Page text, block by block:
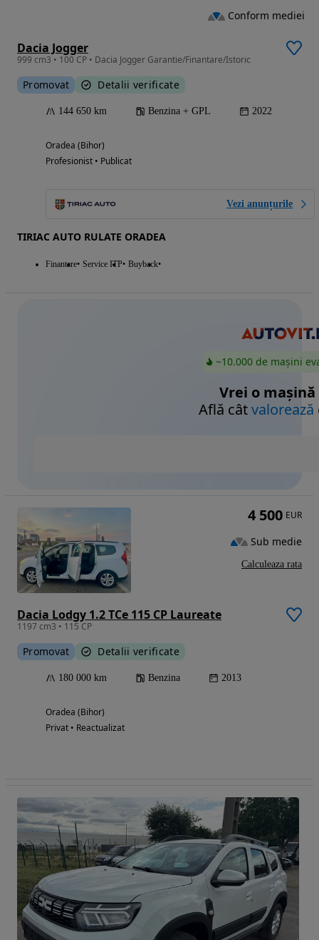
Dacia Jogger
999 cm3 • 100 CP • Dacia Jogger Garantie/Finantare/Istoric
Promovat Detalii verificate
144 650 km Benzina + GPL 2022
Oradea (Bihor)
Profesionist • Publicat
Vezi anunțurile
TIRIAC AUTO RULATE ORADEA
Finantare Service ITP Buyback
Conform mediei
~10.000 de mașini
Vrei o mașină
Află câtvalorează
Dacia Lodgy 1.2 TCe 115 CP Laureate
1197 cm3 • 115 CP
Promovat Detalii verificate
180 000 km Benzina 2013
Oradea (Bihor)
Privat • Reactualizat
4 500 EUR
Sub medie
Calculeaza rata